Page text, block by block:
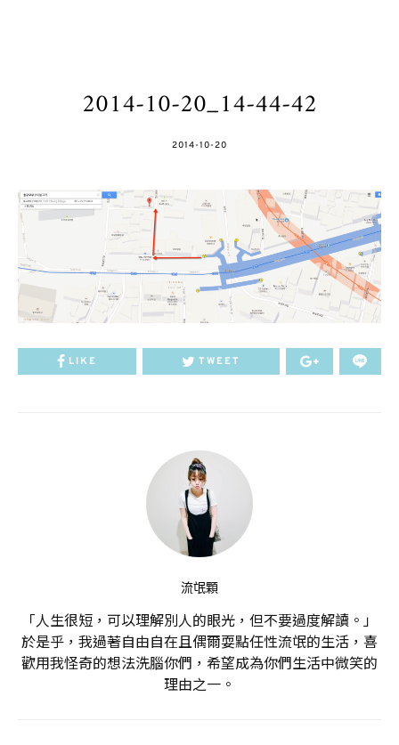
2014-10-20_14-44-42
POSTED
2014-10-20
LIKE TWEET
流氓顆
「人生很短，可以理解別人的眼光，但不要過度解讀。」
於是乎，我過著自由自在且偶爾耍點任性流氓的生活，喜
歡用我怪奇的想法洗腦你們，希望成為你們生活中微笑的
理由之一。